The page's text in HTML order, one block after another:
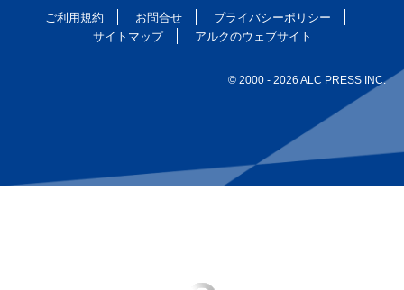
ご利用規約 お問合せ
プライバシーポリシー
サイトマップ
アルクのウェブサイト
© 2000 - 2026 ALC PRESS INC.